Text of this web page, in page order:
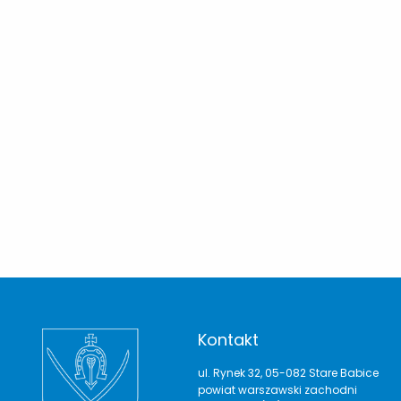
Kontakt
ul. Rynek 32, 05-082 Stare Babice
powiat warszawski zachodni